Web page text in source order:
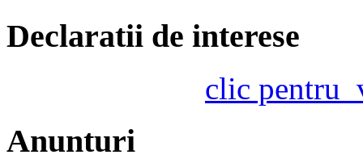
Declaratii de interese
clic pentru
Anunturi